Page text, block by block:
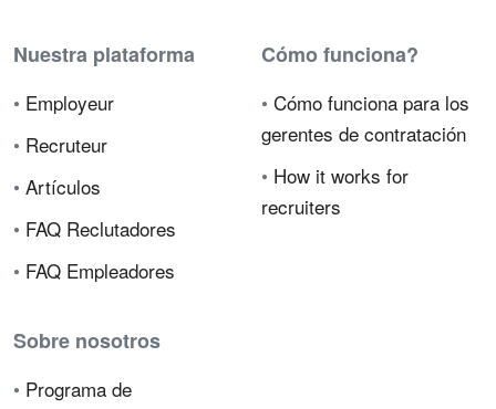
Nuestra plataforma
• Employeur
• Recruteur
• Artículos
• FAQ Reclutadores
• FAQ Empleadores
Cómo funciona?
• Cómo funciona para los
gerentes de contratación
• How it works for
recruiters
Sobre nosotros
• Programa de